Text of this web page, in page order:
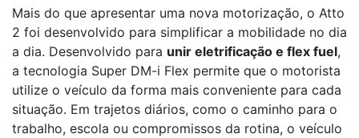
Mais do que apresentar uma nova motorização, o Atto
2 foi desenvolvido para simplificar a mobilidade no dia
a dia. Desenvolvido para unir eletrificação e flex fuel,
a tecnologia Super DM-i Flex permite que o motorista
utilize o veículo da forma mais conveniente para cada
situação. Em trajetos diários, como o caminho para o
trabalho, escola ou compromissos da rotina, o veículo